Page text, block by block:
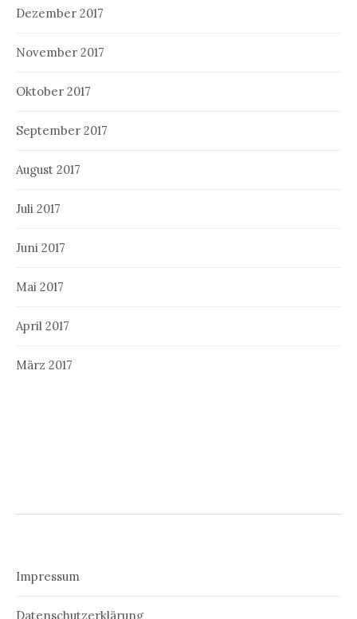
Dezember 2017
November 2017
Oktober 2017
September 2017
August 2017
Juli 2017
Juni 2017
Mai 2017
April 2017
März 2017
Impressum
Datenschutzerklärung